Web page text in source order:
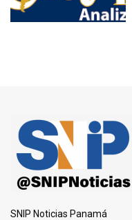
SNIP Noticias Panamá